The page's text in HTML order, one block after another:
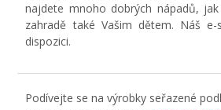
najdete mnoho dobrých nápadů,
zahradě také Vašim dětem. Náš
dispozici.
Podívejte se na výrobky seřazené